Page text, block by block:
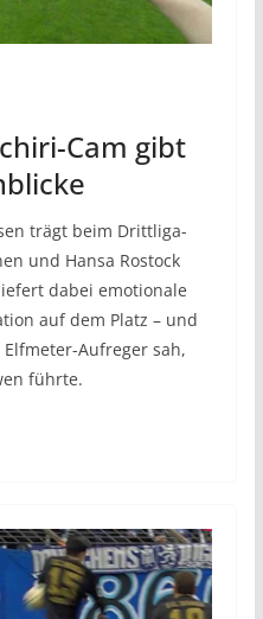
Cam gibt
trägt beim Drittliga-
und Hansa Rostock
dabei emotionale
auf dem Platz – und
Aufreger sah,
führte.